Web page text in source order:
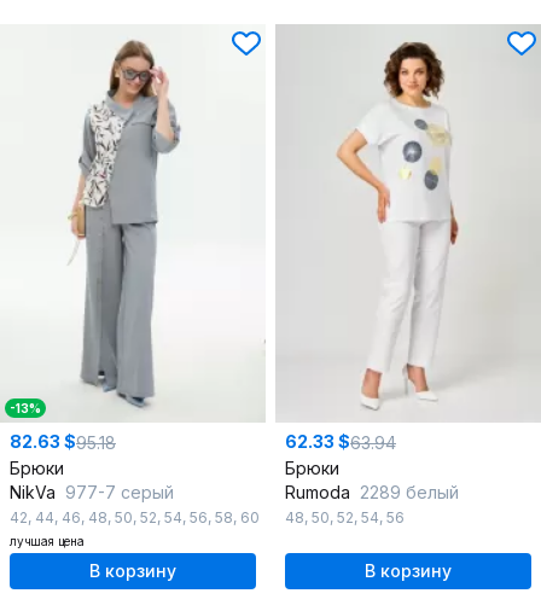
-13%
82.63 $95.18
Брюки
NikVa 977-7 серый
42, 44, 46, 48, 50, 52, 54, 56, 58, 60
лучшая цена
В корзину
62.33 $63.94
Брюки
Rumoda 2289 белый
48, 50, 52, 54, 56
В корзину